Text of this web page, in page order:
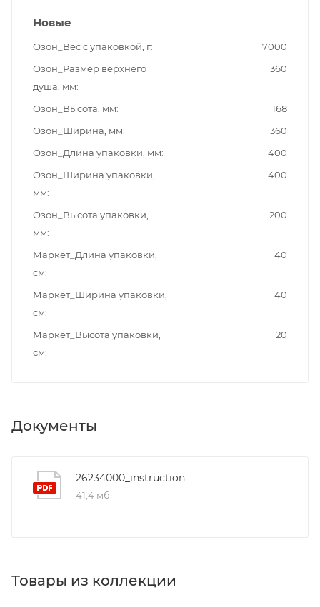
Новые
Озон_Вес с упаковкой, г
7000
Озон_Размер верхнего
душа, мм
360
Озон_Высота, мм
168
Озон_Ширина, мм
360
Озон_Длина упаковки, мм
400
Озон_Ширина упаковки,
мм
400
Озон_Высота упаковки,
мм
200
Маркет_Длина упаковки,
см
40
Маркет_Ширина упаковки,
см
40
Маркет_Высота упаковки,
см
20
Документы
26234000_instruction
41,4 мб
Товары из коллекции